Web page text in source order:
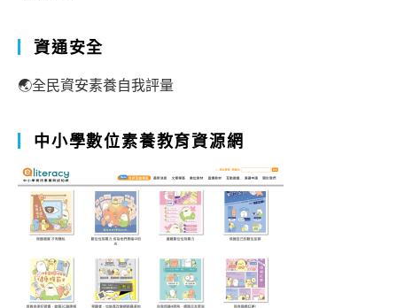
資通安全
🌏全民資安素養自我評量
中小學數位素養教育資源網